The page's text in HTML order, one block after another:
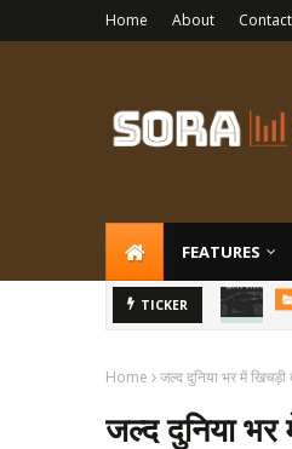
Home About Contact
FEATURES
TICKER
Home जल्द दुनिया भर में खिचड़ी
जल्द दुनिया भर